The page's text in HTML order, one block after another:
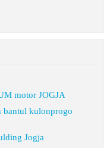
motor JOGJA
bantul kulonprogo
Jogja